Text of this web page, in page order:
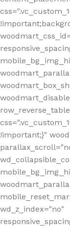
!important;}"
wd_z_index="no"